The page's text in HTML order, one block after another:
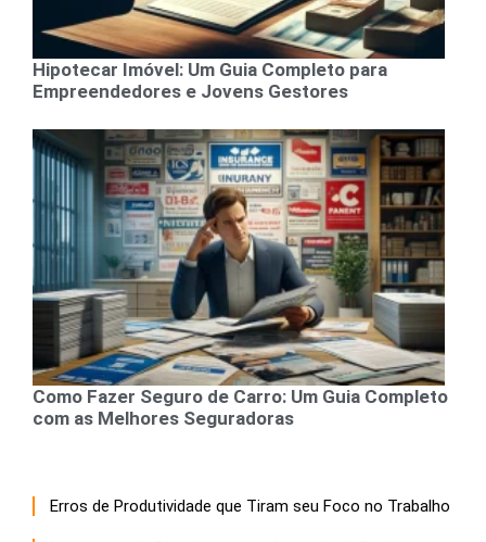
Hipotecar Imóvel: Um Guia Completo para
Empreendedores e Jovens Gestores
Como Fazer Seguro de Carro: Um Guia Completo
com as Melhores Seguradoras
Erros de Produtividade que Tiram seu Foco no Trabalho